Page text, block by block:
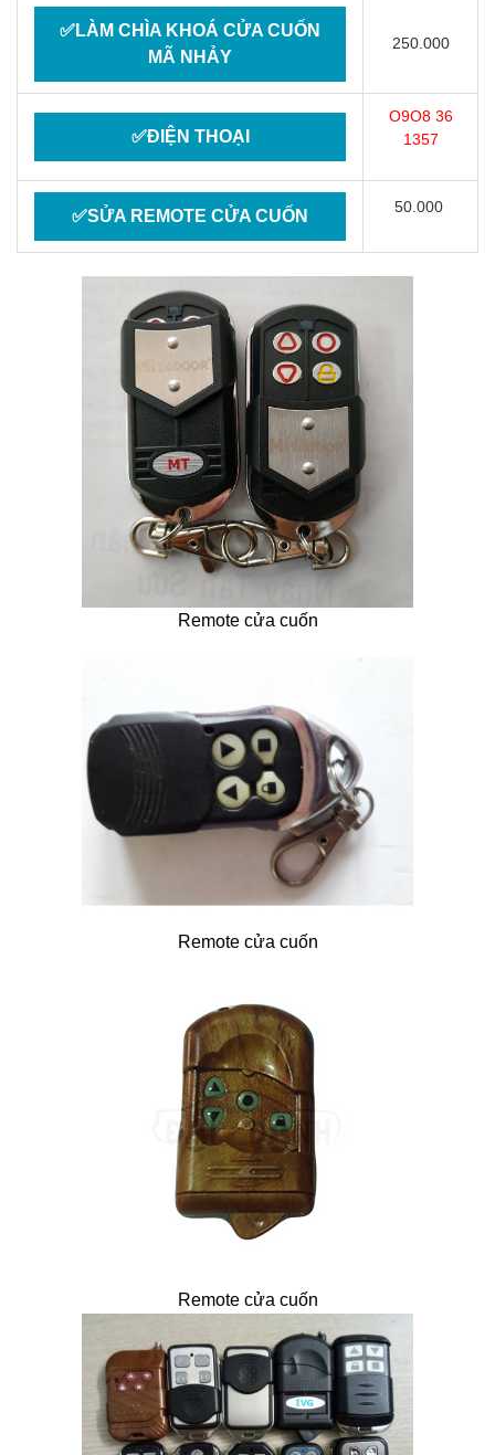
✅LÀM CHÌA KHOÁ CỬA CUỐN
MÃ NHẢY
250.000
✅ĐIỆN THOẠI
O9O8 36
1357
✅SỬA REMOTE CỬA CUỐN 50.000
Remote cửa cuốn
Remote cửa cuốn
Remote cửa cuốn